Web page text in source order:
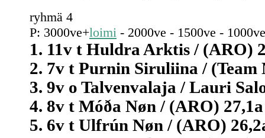
ryhmä 4
P: 3000ve+loimi - 2000ve - 1500ve -
1. 11v t Huldra Arktis / (ARO)
2. 7v t Purnin Siruliina / (Team
3. 9v o Talvenvalaja / Lauri
4. 8v t Móða Nøn / (ARO)
5. 6v t Ulfrún Nøn / (ARO)